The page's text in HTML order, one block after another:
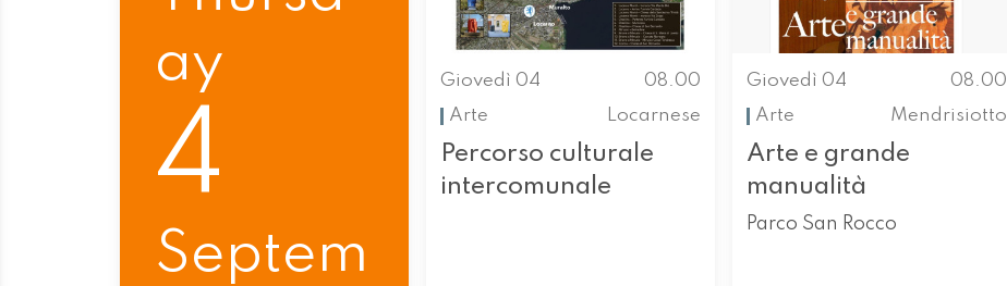
ay
4
Septem
Giovedì 04
08.00
Arte
Locarnese
Percorso culturale
intercomunale
Giovedì 04
08.00
Arte
Mendrisiotto
Arte e grande
manualità
Parco San Rocco